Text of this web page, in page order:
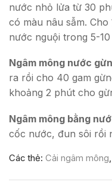
nước nhỏ lửa từ 30
có màu nâu sẫm.
nước nguội trong 5-
Ngâm mông nước
ra rồi cho 40 gam
khoảng 2 phút cho
Ngâm mông bằng
cốc nước, đun sôi rồi
Các thẻ: Cải ngâm mông,